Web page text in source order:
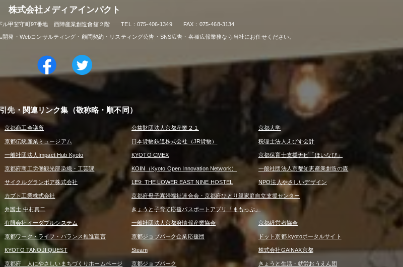
株式会社メディアインパクト
ル甲斐守町97番地 西陣産業創造會舘２階 TEL：075-406-1349 FAX：075-468-3134
発・Webコンサルティング・顧問契約・リスティング公告・SNS広告・各種広報業務なら当社にお任せください。
先・関連リンク集（敬称略・順不同）
京都商工会議所 公益財団法人京都産業２１ 京都大学
京都伝統産業ミュージアム 日本貨物鉄道株式会社（JR貨物） 税理士法人えびす会計
一般社団法人Impact Hub Kyoto KYOTO CMEX 京都保育士支援ナビ「ほいなび」
京都府商工労働観光部染織・工芸課 KOIN（Kyoto Open Innovation Network） 一般社団法人京都知恵産業創造の森
サイクルグランボア株式会社 LE9: THE LOWER EAST NINE HOSTEL NPO法人やさしいデザイン
カブト工業株式会社 京都府母子寡婦福祉連合会・京都府ひとり親家庭自立支援センター
弁護士 中村真二 きょうと子育て応援パスポートアプリ「まもっぷ」
有限会社イーダブルシステム 一般社団法人京都府情報産業協会 京都経営者協会
京都ワーク・ライフ・バランス推進宣言 京都ジョブパーク企業応援団 ドット京都.kyotoポータルサイト
KYOTO TANOJI QUEST Steam 株式会社GAINAX京都
京都府 人にやさしいまちづくりホームページ 京都ジョブパーク きょうと生活・就労おうえん団